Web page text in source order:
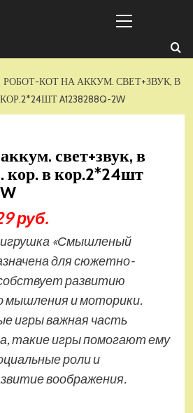
меню
РОБОТ-КОТ НА АККУМ. СВЕТ+ЗВУК, В
A1238288Q-2W
свет+звук, в
кор. в кор.2*24шт
руб.
«Смышленый
для сюжетно-
развитию
мышления и моторики.
игры важная часть
такие игры помогают ему
роли и
воображения.